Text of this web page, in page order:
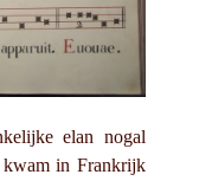
elan nogal
kwam in Frankrijk